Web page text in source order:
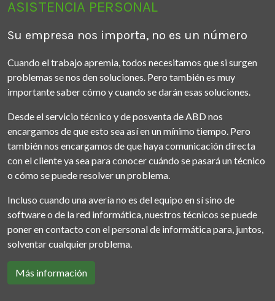
ASISTENCIA PERSONAL
Su empresa nos importa, no es un número
Cuando el trabajo apremia, todos necesitamos que si surgen
problemas se nos den soluciones. Pero también es muy
importante saber cómo y cuando se darán esas soluciones.
Desde el servicio técnico y de posventa de ABD nos
encargamos de que esto sea así en un mínimo tiempo. Pero
también nos encargamos de que haya comunicación directa
con el cliente ya sea para conocer cuándo se pasará un técnico
o cómo se puede resolver un problema.
Incluso cuando una avería no es del equipo en sí sino de
software o de la red informática, nuestros técnicos se puede
poner en contacto con el personal de informática para, juntos,
solventar cualquier problema.
Más información